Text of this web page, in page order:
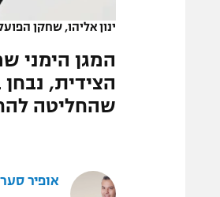
ינון אליהו, שחקן
המגן הימני
הצידית,
שהחליטה
אופיר סער